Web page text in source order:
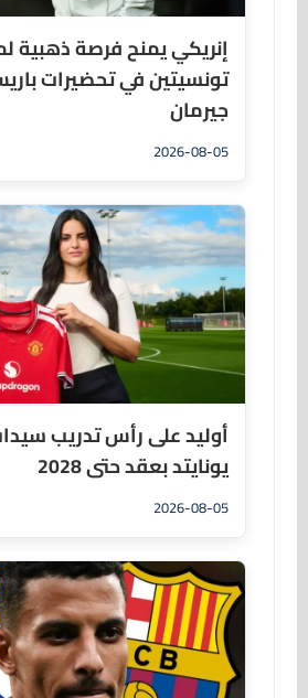
إنريكي يمنح فرصة ذهبية
تونسيتين في تحضيرات
جيرمان
2026-08-05
أوليد على رأس تدريب
يونايتد بعقد حتى 2028
2026-08-05